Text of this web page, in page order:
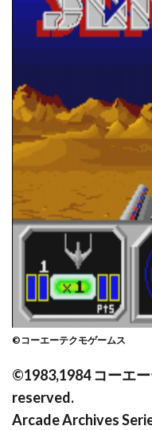
©コーエーテクモゲームス
©1983,1984 コーエ
reserved.
Arcade Archives